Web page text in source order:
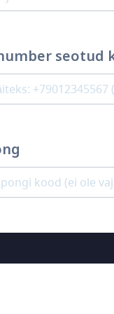
seotud